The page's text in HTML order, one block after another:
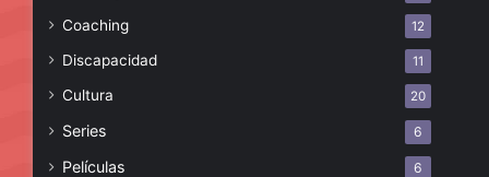
Coaching 12
Discapacidad 11
Cultura 20
Series 6
Películas 6